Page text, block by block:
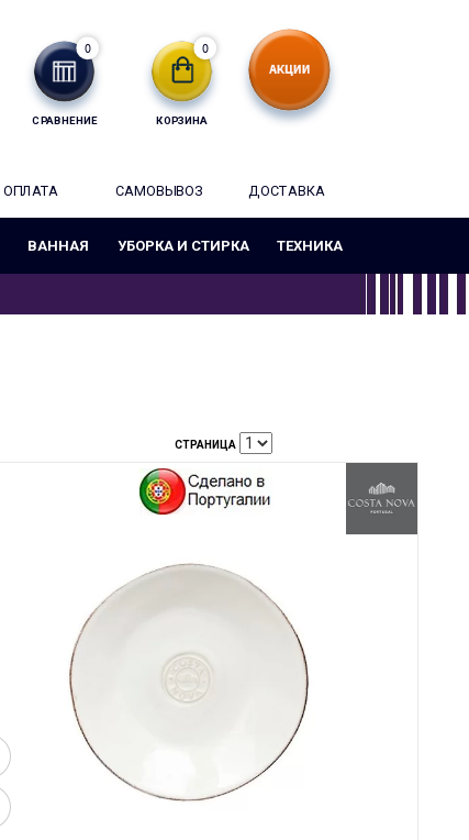
СРАВНЕНИЕ
0
КОРЗИНА
0
ОПЛАТА САМОВЫВОЗ ДОСТАВКА
ВАННАЯ УБОРКА И СТИРКА ТЕХНИКА
СТРАНИЦА